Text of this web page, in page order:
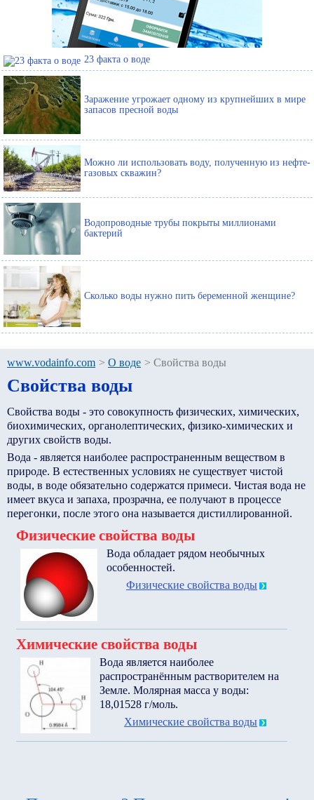
23 факта о воде
Заражение угрожает одному из крупнейших в мире
запасов пресной воды
Можно ли использовать воду, полученную из нефте-
газовых скважин?
Водопроводные трубы покрыты миллионами
бактерий
Сколько воды нужно пить беременной женщине?
www.vodainfo.com > О воде > Свойства воды
Свойства воды
Свойства воды - это совокупность физических, химических,
биохимических, органолептических, физико-химических и
других свойств воды.
Вода - является наиболее распространенным веществом в
природе. В естественных условиях не существует чистой
воды, в воде обязательно содержатся примеси. Чистая вода не
имеет вкуса и запаха, прозрачна, ее получают в процессе
перегонки, после этого она называется дистиллированной.
Физические свойства воды
Вода обладает рядом необычных
особенностей.
Физические свойства воды
Химические свойства воды
Вода является наиболее
распространённым растворителем на
Земле. Молярная масса у воды:
18,01528 г/моль.
Химические свойства воды